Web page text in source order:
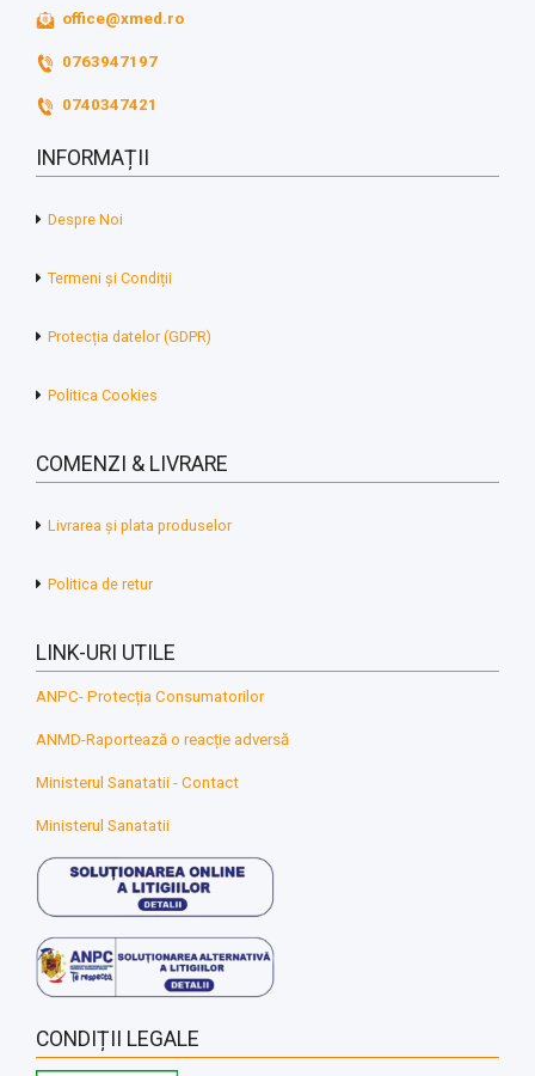
office@xmed.ro
0763947197
0740347421
INFORMAȚII
Despre Noi
Termeni și Condiții
Protecția datelor (GDPR)
Politica Cookies
COMENZI & LIVRARE
Livrarea și plata produselor
Politica de retur
LINK-URI UTILE
ANPC- Protecția Consumatorilor
ANMD-Raportează o reacție adversă
Ministerul Sanatatii - Contact
Ministerul Sanatatii
CONDIȚII LEGALE